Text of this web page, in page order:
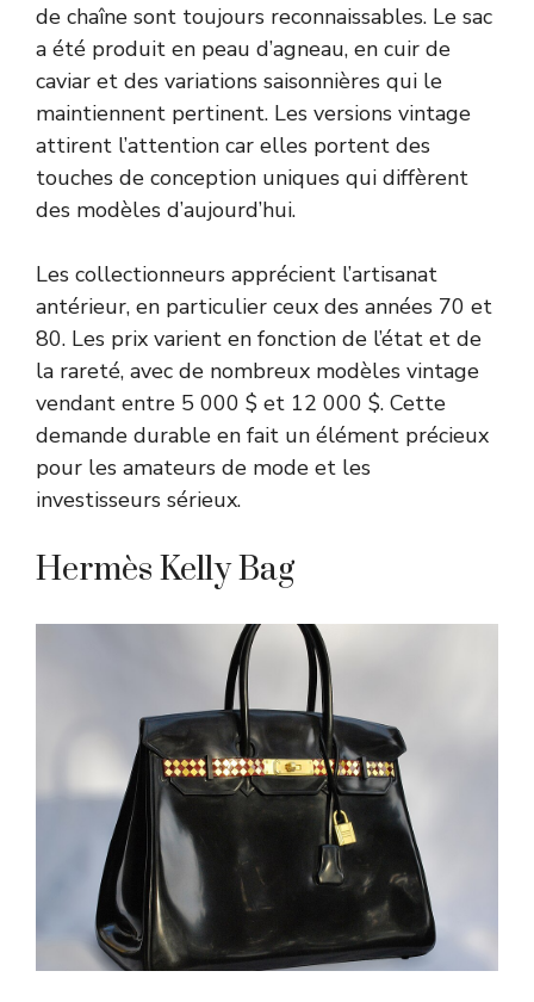
de chaîne sont toujours reconnaissables. Le sac
a été produit en peau d’agneau, en cuir de
caviar et des variations saisonnières qui le
maintiennent pertinent. Les versions vintage
attirent l’attention car elles portent des
touches de conception uniques qui diffèrent
des modèles d’aujourd’hui.
Les collectionneurs apprécient l’artisanat
antérieur, en particulier ceux des années 70 et
80. Les prix varient en fonction de l’état et de
la rareté, avec de nombreux modèles vintage
vendant entre 5 000 $ et 12 000 $. Cette
demande durable en fait un élément précieux
pour les amateurs de mode et les
investisseurs sérieux.
Hermès Kelly Bag